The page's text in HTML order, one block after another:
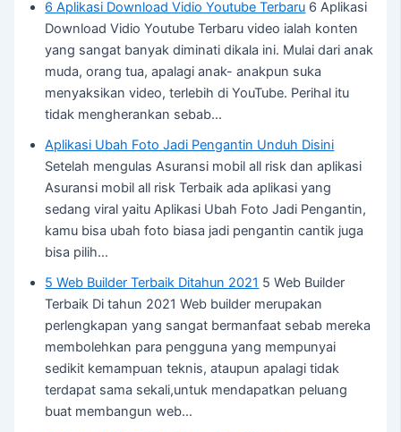
6 Aplikasi Download Vidio Youtube Terbaru 6 Aplikasi
Download Vidio Youtube Terbaru video ialah konten
yang sangat banyak diminati dikala ini. Mulai dari anak
muda, orang tua, apalagi anak- anakpun suka
menyaksikan video, terlebih di YouTube. Perihal itu
tidak mengherankan sebab…
Aplikasi Ubah Foto Jadi Pengantin Unduh Disini
Setelah mengulas Asuransi mobil all risk dan aplikasi
Asuransi mobil all risk Terbaik ada aplikasi yang
sedang viral yaitu Aplikasi Ubah Foto Jadi Pengantin,
kamu bisa ubah foto biasa jadi pengantin cantik juga
bisa pilih…
5 Web Builder Terbaik Ditahun 2021 5 Web Builder
Terbaik Di tahun 2021 Web builder merupakan
perlengkapan yang sangat bermanfaat sebab mereka
membolehkan para pengguna yang mempunyai
sedikit kemampuan teknis, ataupun apalagi tidak
terdapat sama sekali,untuk mendapatkan peluang
buat membangun web…